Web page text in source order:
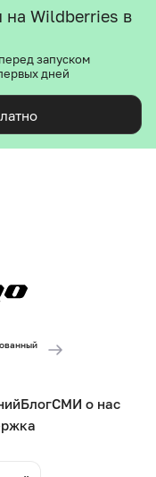
на Wildberries в
запуском
дней
БлогСМИ о нас